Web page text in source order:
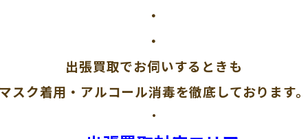
・
・
出張買取でお伺いするときも
マスク着用・アルコール消毒を徹底しております
・